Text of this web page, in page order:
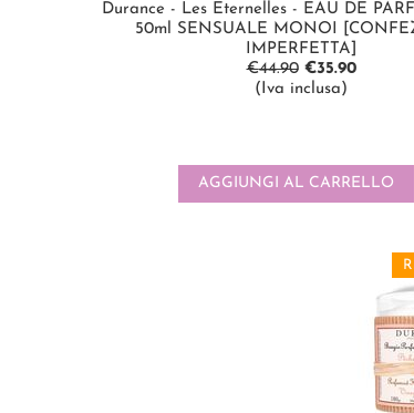
Durance - Les Eternelles - EAU DE
50ml SENSUALE MONOI
IMPERFETTA]
€44.90 €35.90
(Iva inclusa)
AGGIUNGI AL CARRELLO